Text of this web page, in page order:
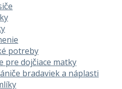
potreby
pre dojčiace matky
bradaviek a náplasti